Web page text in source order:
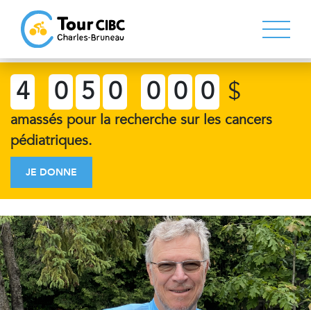
4 0 5 0 0 0 0 $
amassés pour la recherche sur les cancers
pédiatriques.
JE DONNE